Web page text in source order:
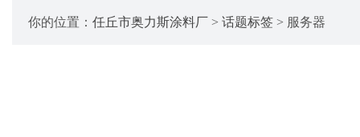
你的位置： 任丘市奥力斯涂料厂 > 话题标签 > 服务器